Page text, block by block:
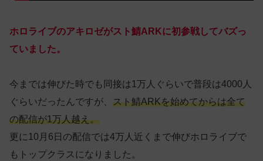
ホロライブのアキロゼがスト鯖ARKに初参戦してバズっ
ていました。
今までは伸びた時でも同接は1万人ぐらいで普段は4000人
ぐらいだったんですが、 スト鯖ARKを始めてからは全て
の配信が1万人越え。
更に10月6日の配信では4万人近くまで伸びホロライブで
もトップクラスになりました。